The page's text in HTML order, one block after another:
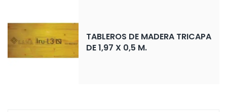
TABLEROS DE MADERA TRICAPA
DE 1,97 X 0,5 M.